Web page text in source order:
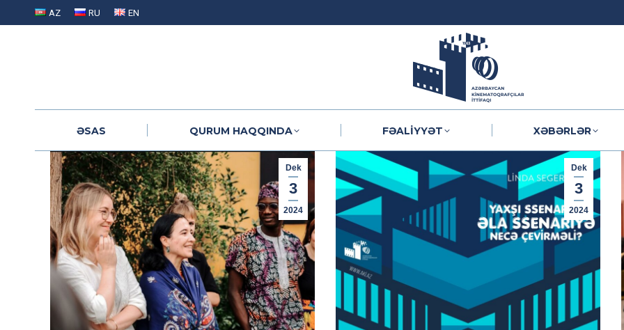
AZ RU EN
ƏSAS
QURUM HAQQINDA FƏALIYYƏT XƏBƏRLƏR
Dek
3
2024
Dek
3
2024